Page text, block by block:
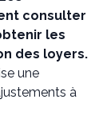
consulter
les
des loyers.
une
à